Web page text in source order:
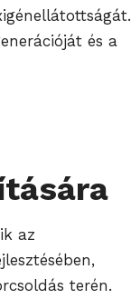
és a
az
terén.